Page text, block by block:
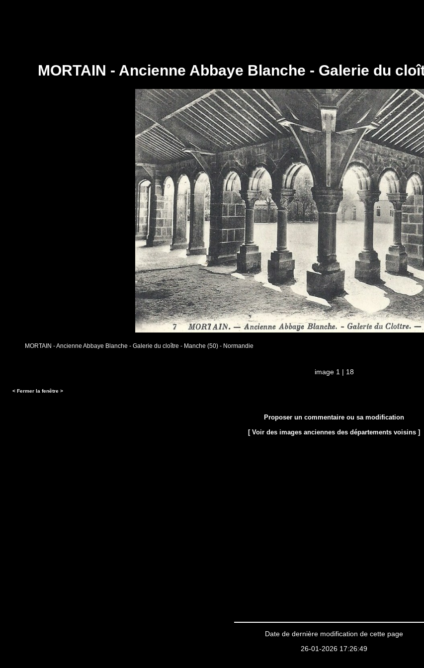
MORTAIN - Ancienne Abbaye Blanche - Galerie du
MORTAIN - Ancienne Abbaye Blanche - Galerie du cloître - Manche (50) - Normandie
image 1 | 18
< Fermer la fenêtre >
Proposer un commentaire ou sa modification
[ Voir des images anciennes des départements voisins ]
Date de dernière modification de cette page
26-01-2026 17:26:49